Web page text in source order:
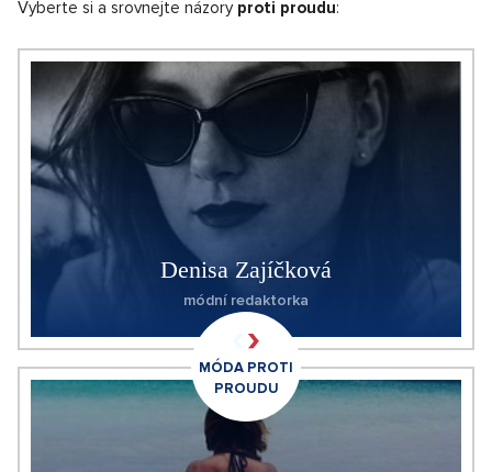
Vyberte si a srovnejte názory proti proudu:
Denisa Zajíčková
módní redaktorka
MÓDA PROTI
PROUDU